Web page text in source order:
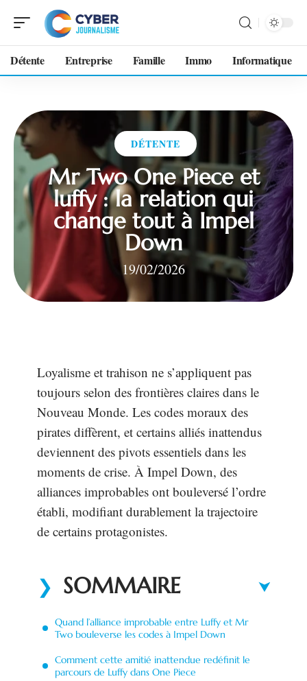
Détente Entreprise Famille Immo Informatique
DÉTENTE
Mr Two One Piece et
luffy : la relation qui
change tout à Impel
Down
19/02/2026
Loyalisme et trahison ne s’appliquent pas
toujours selon des frontières claires dans le
Nouveau Monde. Les codes moraux des
pirates diffèrent, et certains alliés inattendus
deviennent des pivots essentiels dans les
moments de crise. À Impel Down, des
alliances improbables ont bouleversé l’ordre
établi, modifiant durablement la trajectoire
de certains protagonistes.
SOMMAIRE
Quand l’alliance improbable entre Luffy et Mr
Two bouleverse les codes à Impel Down
Comment cette amitié inattendue redéfinit le
parcours de Luffy dans One Piece